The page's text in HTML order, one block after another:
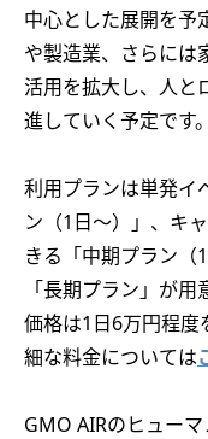
中心とした展開を予
や製造業、さらには
活用を拡大し、人と
進していく予定です。
利用プランは単発イ
ン（1日～）」、キ
きる「中期プラン（
「長期プラン」が
価格は1日6万円程度
細な料金については
GMO AIRのヒュー